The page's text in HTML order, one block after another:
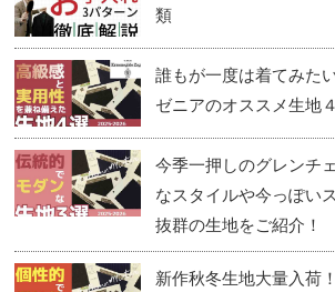
類
誰もが一度は着てみた
ゼニアのオススメ生地
今季一押しのグレンチ
なスタイルや今っぽい
抜群の生地をご紹介！
新作秋冬生地大量入荷